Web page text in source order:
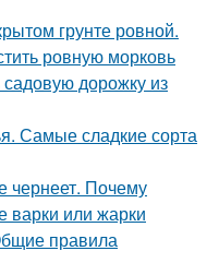
грунте ровной.
ровную морковь
дорожку из
Самые сладкие сорта
чернеет. Почему
варки или жарки
правила